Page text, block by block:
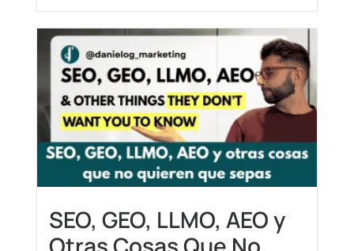
SEO, GEO, LLMO, AEO y